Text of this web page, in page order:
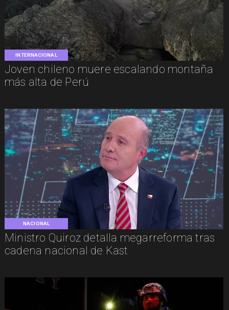
INTERNACIONAL
Joven chileno muere escalando montaña
más alta de Perú
NACIONAL
Ministro Quiroz detalla megarreforma tras
cadena nacional de Kast